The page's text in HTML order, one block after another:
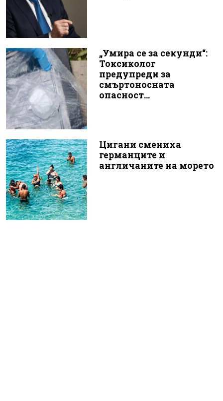
„Умира се за секунди“:
Токсиколог
предупреди за
смъртоносната
опасност...
Цигани смениха
германците и
англичаните на морето